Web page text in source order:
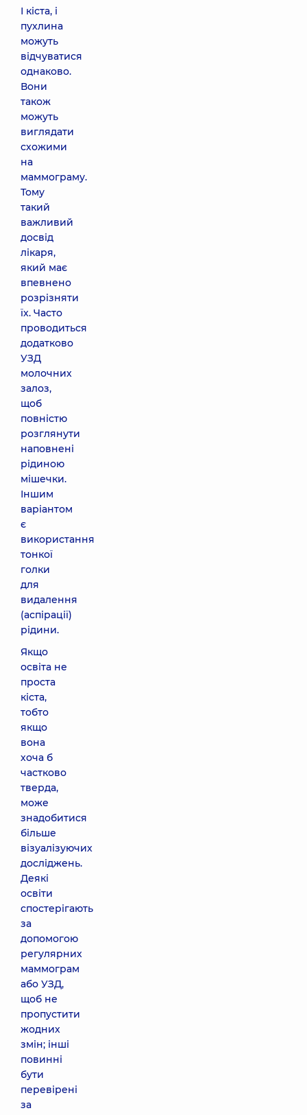
І кіста, і
пухлина
можуть
відчуватися
однаково.
Вони
також
можуть
виглядати
схожими
на
маммограму.
Тому
такий
важливий
досвід
лікаря,
який має
впевнено
розрізняти
їх. Часто
проводиться
додатково
УЗД
молочних
залоз,
щоб
повністю
розглянути
наповнені
рідиною
мішечки.
Іншим
варіантом
є
використання
тонкої
голки
для
видалення
(аспірації)
рідини.
Якщо
освіта не
проста
кіста,
тобто
якщо
вона
хоча б
частково
тверда,
може
знадобитися
більше
візуалізуючих
досліджень.
Деякі
освіти
спостерігають
за
допомогою
регулярних
маммограм
або УЗД,
щоб не
пропустити
жодних
змін; інші
повинні
бути
перевірені
за